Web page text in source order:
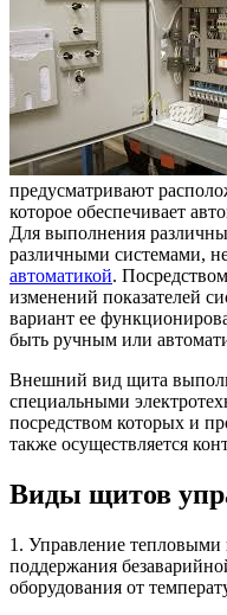
предусматривают
которое обеспечивает
Для выполнения
различными системами,
автоматикой.
изменений показателей
вариант ее
быть ручным или
Внешний вид щита
специальными
посредством которых и
также осуществляется
Виды щитов
1. Управление
поддержания
оборудования от